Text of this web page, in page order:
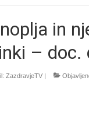
in
– doc.
ZazdravjeTV|